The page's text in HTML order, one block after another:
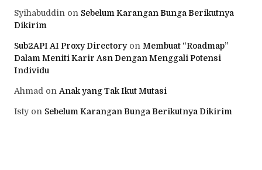
Syihabuddin on Sebelum Karangan Bunga Berikutnya
Dikirim
Sub2API AI Proxy Directoryon Membuat “Roadmap”
Dalam Meniti Karir Asn Dengan Menggali Potensi
Individu
Ahmad on Anak yang Tak Ikut Mutasi
Istyon Sebelum Karangan Bunga Berikutnya Dikirim